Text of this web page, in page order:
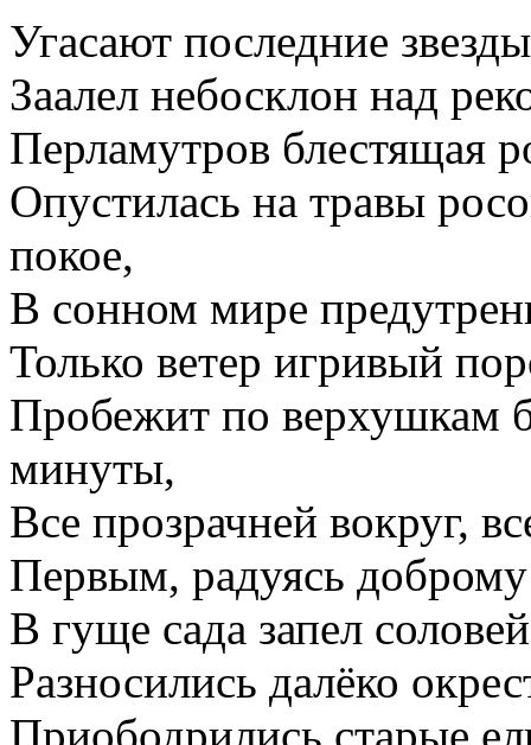
Угасают последние
Заалел небосклон над
Перламутров блестящая
Опустилась на травы
покое,
В сонном мире
Только ветер игривый
Пробежит по верхушкам
минуты,
Все прозрачней вокруг,
Первым, радуясь доброму
В гуще сада запел
Разносились далёко
Приободрились старые